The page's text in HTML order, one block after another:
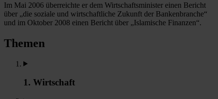
Im Mai 2006 überreichte er dem Wirtschaftsminister einen Bericht
über „die soziale und wirtschaftliche Zukunft der Bankenbranche“
und im Oktober 2008 einen Bericht über „Islamische Finanzen“.
Themen
1. Wirtschaft